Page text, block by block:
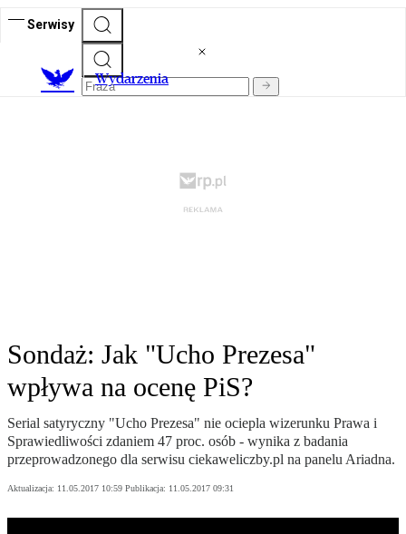
Serwisy
Wydarzenia
Sondaż: Jak "Ucho Prezesa"
wpływa na ocenę PiS?
Serial satyryczny "Ucho Prezesa" nie ociepla wizerunku Prawa i
Sprawiedliwości zdaniem 47 proc. osób - wynika z badania
przeprowadzonego dla serwisu ciekaweliczby.pl na panelu Ariadna.
Aktualizacja: 11.05.2017 10:59 Publikacja: 11.05.2017 09:31